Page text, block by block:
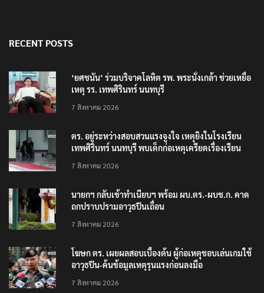
RECENT POSTS
‘ยศชนัน’ ร่วมบริจาคโลหิต รพ. พระนั่งเกล้า ช่วยเหยื่อ
เหตุ รร. เทพศิรินทร์ นนทบุรี
7 สิงหาคม 2026
ตร. อยู่ระหว่างสอบสวนแรงจูงใจ เหตุยิงในโรงเรียน
เทพศิรินทร์ นนทบุรี พบเด็กก่อเหตุเครียดเรื่องเรียน
7 สิงหาคม 2026
นายกฯ กลับเข้าทำเนียบฯ พร้อม ผบ.ตร.-ผบช.ก. คาด
ถกปราบปรามอาวุธปืนเถื่อน
7 สิงหาคม 2026
โฆษก ตร. เผยผลสอบเบื้องต้น ผู้ก่อเหตุชอบเล่นเกมใช้
อาวุธปืน-ค้นข้อมูลเหตุรุนแรงก่อนลงมือ
7 สิงหาคม 2026